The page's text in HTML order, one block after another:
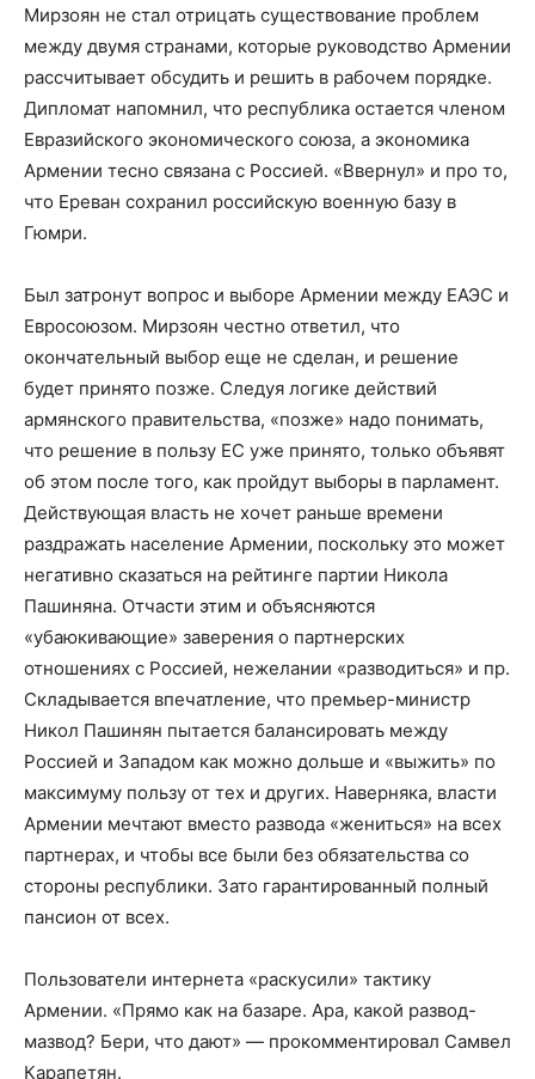
Мирзоян не стал отрицать существование проблем
между двумя странами, которые руководство Армении
рассчитывает обсудить и решить в рабочем порядке.
Дипломат напомнил, что республика остается членом
Евразийского экономического союза, а экономика
Армении тесно связана с Россией. «Ввернул» и про то,
что Ереван сохранил российскую военную базу в
Гюмри.
Был затронут вопрос и выборе Армении между ЕАЭС и
Евросоюзом. Мирзоян честно ответил, что
окончательный выбор еще не сделан, и решение
будет принято позже. Следуя логике действий
армянского правительства, «позже» надо понимать,
что решение в пользу ЕС уже принято, только объявят
об этом после того, как пройдут выборы в парламент.
Действующая власть не хочет раньше времени
раздражать население Армении, поскольку это может
негативно сказаться на рейтинге партии Никола
Пашиняна. Отчасти этим и объясняются
«убаюкивающие» заверения о партнерских
отношениях с Россией, нежелании «разводиться» и пр.
Складывается впечатление, что премьер-министр
Никол Пашинян пытается балансировать между
Россией и Западом как можно дольше и «выжить» по
максимуму пользу от тех и других. Наверняка, власти
Армении мечтают вместо развода «жениться» на всех
партнерах, и чтобы все были без обязательства со
стороны республики. Зато гарантированный полный
пансион от всех.
Пользователи интернета «раскусили» тактику
Армении. «Прямо как на базаре. Ара, какой развод-
мазвод? Бери, что дают» — прокомментировал Самвел
Карапетян.